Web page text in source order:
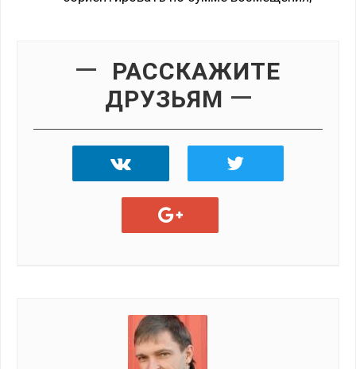
РАССКАЖИТЕ
ДРУЗЬЯМ